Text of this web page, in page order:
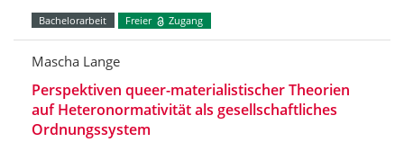
Bachelorarbeit Freier Zugang
Mascha Lange
Perspektiven queer-materialistischer Theorien
auf Heteronormativität als gesellschaftliches
Ordnungssystem